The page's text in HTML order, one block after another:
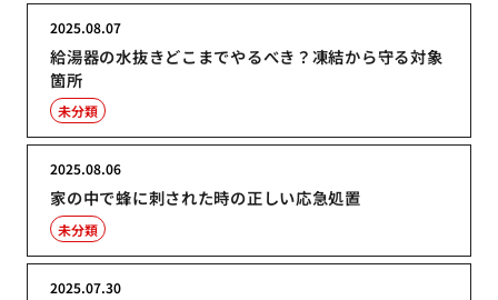
給湯器の水抜きどこまでやるべき？凍結から守る対象
箇所
2025.08.07
未分類
家の中で蜂に刺された時の正しい応急処置
2025.08.06
未分類
2025.07.30